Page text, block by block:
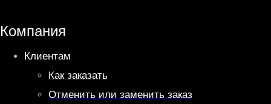
p
p
a
m
Компания
Клиентам
Как заказать
Отменить или заменить заказ